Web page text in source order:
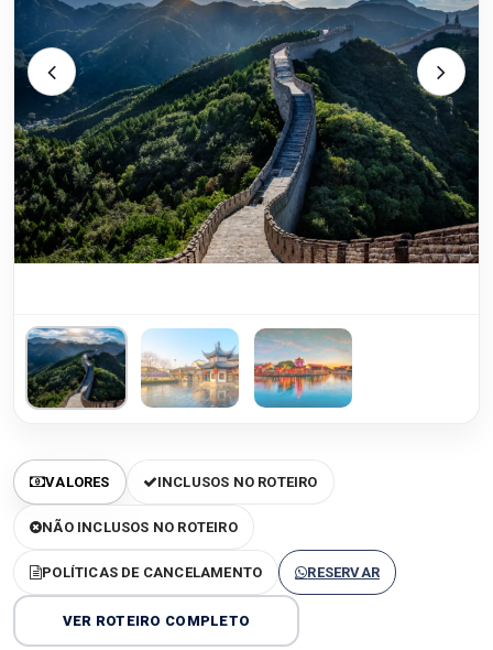
VALORES INCLUSOS NO ROTEIRO
NÃO INCLUSOS NO ROTEIRO
POLÍTICAS DE CANCELAMENTO RESERVAR
VER ROTEIRO COMPLETO